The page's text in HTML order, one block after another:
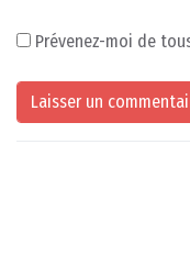
Prévenez-moi de